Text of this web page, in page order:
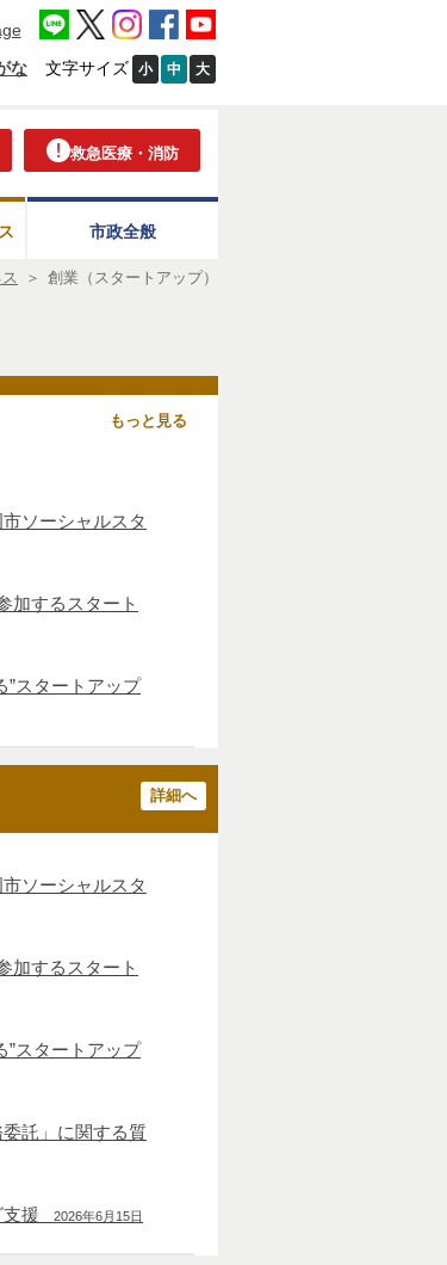
な 文字サイズ 小 中 大
救急医療・消防
市政全般
＞ 創業（スタートアップ）
もっと見る
ソーシャルスタ
加するスタート
”スタートアップ
詳細へ
ソーシャルスタ
加するスタート
”スタートアップ
委託」に関する質
支援 2026年6月15日